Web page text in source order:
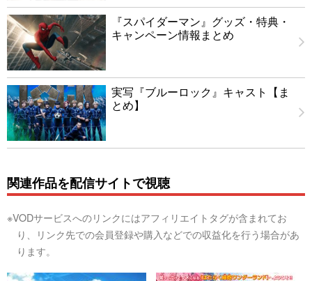
『スパイダーマン』グッズ・特典・
キャンペーン情報まとめ
実写『ブルーロック』キャスト【ま
とめ】
関連作品を配信サイトで視聴
※VODサービスへのリンクにはアフィリエイトタグが含まれてお
り、リンク先での会員登録や購入などでの収益化を行う場合があ
ります。